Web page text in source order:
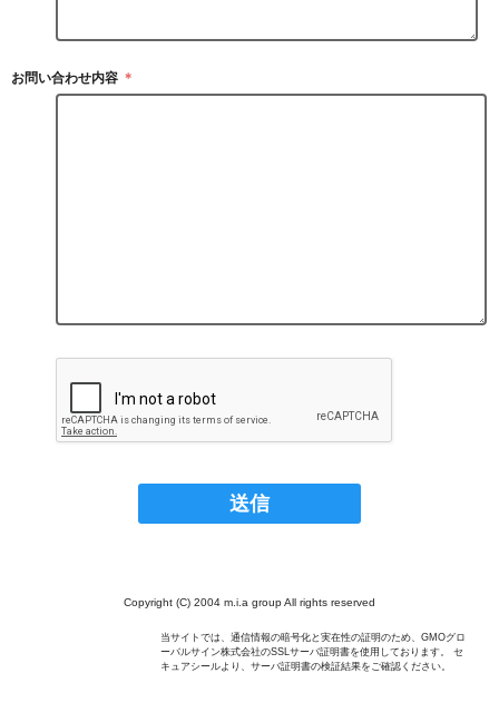
お問い合わせ内容 ＊
Copyright (C) 2004 m.i.a group All rights reserved
当サイトでは、通信情報の暗号化と実在性の証明のため、GMOグロ
ーバルサイン株式会社のSSLサーバ証明書を使用しております。 セ
キュアシールより、サーバ証明書の検証結果をご確認ください。